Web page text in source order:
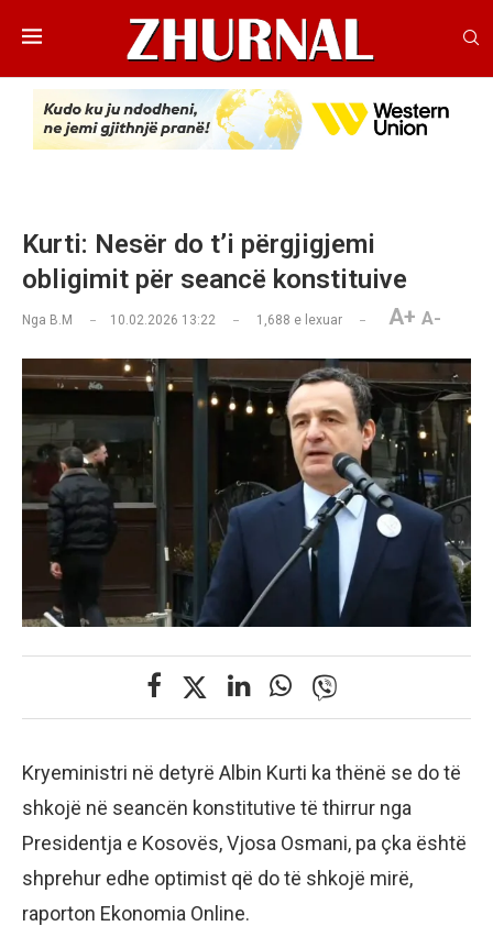
Kurti: Nesër do t’i përgjigjemi
obligimit për seancë konstituive
Nga B.M 10.02.2026 13:22 1,688 e lexuar A+ A-
Kryeministri në detyrë Albin Kurti ka thënë se do të
shkojë në seancën konstitutive të thirrur nga
Presidentja e Kosovës, Vjosa Osmani, pa çka është
shprehur edhe optimist që do të shkojë mirë,
raporton Ekonomia Online.